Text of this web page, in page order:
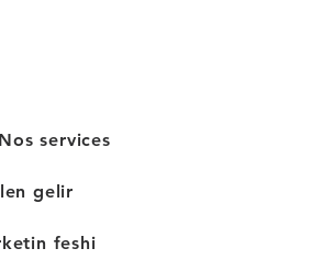
Nos services
gelir
feshi